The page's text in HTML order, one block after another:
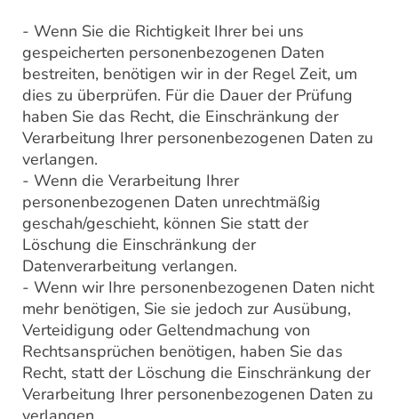
- Wenn Sie die Richtigkeit Ihrer bei uns
gespeicherten personenbezogenen Daten
bestreiten, benötigen wir in der Regel Zeit, um
dies zu überprüfen. Für die Dauer der Prüfung
haben Sie das Recht, die Einschränkung der
Verarbeitung Ihrer personenbezogenen Daten zu
verlangen.
- Wenn die Verarbeitung Ihrer
personenbezogenen Daten unrechtmäßig
geschah/geschieht, können Sie statt der
Löschung die Einschränkung der
Datenverarbeitung verlangen.
- Wenn wir Ihre personenbezogenen Daten nicht
mehr benötigen, Sie sie jedoch zur Ausübung,
Verteidigung oder Geltendmachung von
Rechtsansprüchen benötigen, haben Sie das
Recht, statt der Löschung die Einschränkung der
Verarbeitung Ihrer personenbezogenen Daten zu